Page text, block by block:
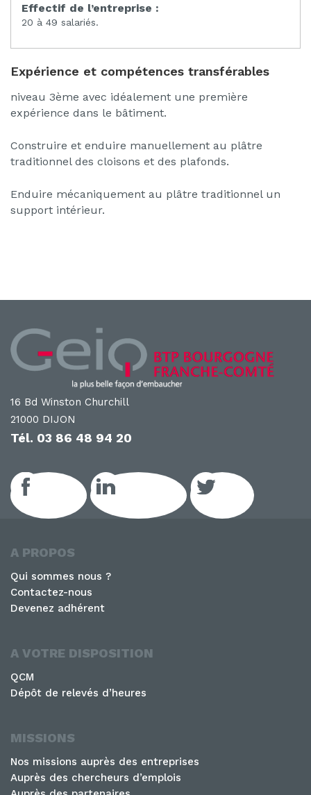
Effectif de l’entreprise :
20 à 49 salariés.
Expérience et compétences transférables
niveau 3ème avec idéalement une première
expérience dans le bâtiment.
Construire et enduire manuellement au plâtre
traditionnel des cloisons et des plafonds.
Enduire mécaniquement au plâtre traditionnel un
support intérieur.
16 Bd Winston Churchill
21000 DIJON
Tél. 03 86 48 94 20
Facebook LinkedIn GEIQ Twitter
A PROPOS
Qui sommes nous ?
Contactez-nous
Devenez adhérent
A VOTRE DISPOSITION
QCM
Dépôt de relevés d’heures
MISSIONS
Nos missions auprès des entreprises
Auprès des chercheurs d’emplois